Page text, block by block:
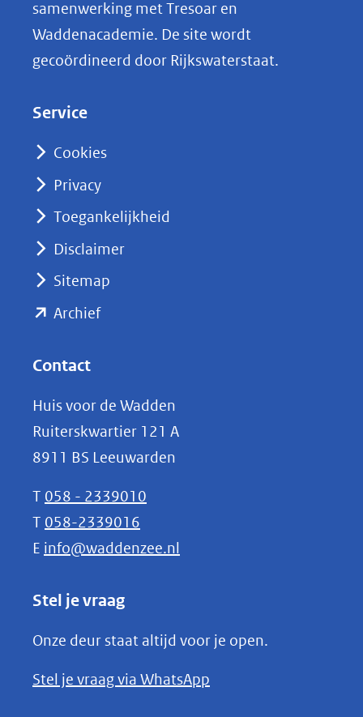
k
e
nieuw
naar
samenwerking met Tresoar en
Waddenacademie. De site wordt
gecoördineerd door Rijkswaterstaat.
Service
Cookies
Privacy
Toegankelijkheid
Disclaimer
Sitemap
Archief(opent
(verwijst
naar
een
andere
website)
Contact
Huis voor de Wadden
Ruiterskwartier 121 A
8911 BS Leeuwarden
T 058 - 2339010
T 058-2339016
E info@waddenzee.nl
Stel je vraag
Onze deur staat altijd voor je open.
Stel je vraag via WhatsApp